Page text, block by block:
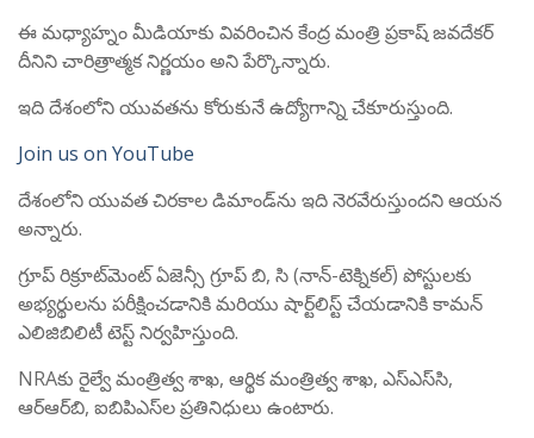
ఈ మధ్యాహ్నం మీడియాకు వివరించిన కేంద్ర మంత్రి ప్రకాష్ జవదేకర్
దీనిని చారిత్రాత్మక నిర్ణయం అని పేర్కొన్నారు.
ఇది దేశంలోని యువతను కోరుకునే ఉద్యోగాన్ని చేకూరుస్తుంది.
Join us on YouTube
దేశంలోని యువత చిరకాల డిమాండ్‌ను ఇది నెరవేరుస్తుందని ఆయన
అన్నారు.
గ్రూప్ రిక్రూట్‌మెంట్ ఏజెన్సీ గ్రూప్ బి, సి (నాన్-టెక్నికల్) పోస్టులకు
అభ్యర్థులను పరీక్షించడానికి మరియు షార్ట్‌లిస్ట్ చేయడానికి కామన్
ఎలిజిబిలిటీ టెస్ట్ నిర్వహిస్తుంది.
NRAకు రైల్వే మంత్రిత్వ శాఖ, ఆర్థిక మంత్రిత్వ శాఖ, ఎస్‌ఎస్‌సి,
ఆర్‌ఆర్‌బి, ఐబిపిఎస్‌ల ప్రతినిధులు ఉంటారు.